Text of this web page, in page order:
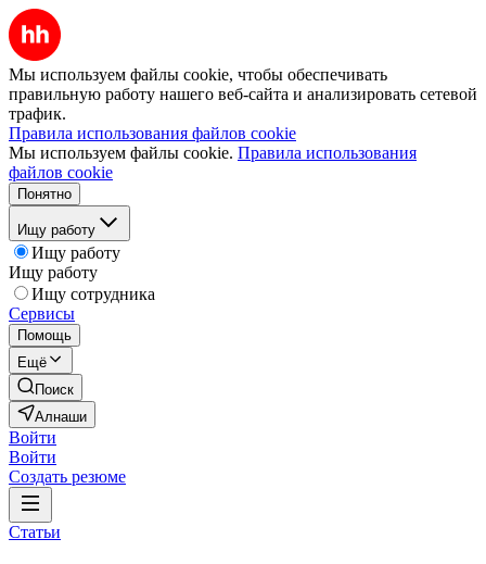
Мы используем файлы cookie, чтобы обеспечивать
правильную работу нашего веб-сайта и анализировать сетевой
трафик.
Правила использования файлов cookie
Мы используем файлы cookie. Правила использования
файлов cookie
Понятно
Ищу работу
Ищу работу
Ищу работу
Ищу сотрудника
Сервисы
Помощь
Ещё
Поиск
Алнаши
Войти
Войти
Создать резюме
Статьи